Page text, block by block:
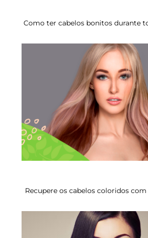
Como ter cabelos bonitos durante
Recupere os cabelos coloridos